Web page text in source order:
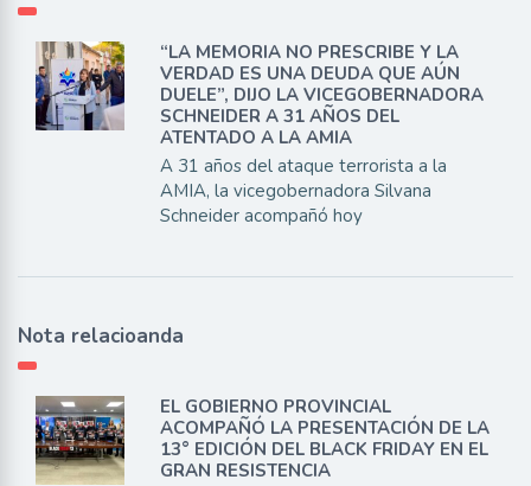
“LA MEMORIA NO PRESCRIBE Y LA
VERDAD ES UNA DEUDA QUE AÚN
DUELE”, DIJO LA VICEGOBERNADORA
SCHNEIDER A 31 AÑOS DEL
ATENTADO A LA AMIA
A 31 años del ataque terrorista a la
AMIA, la vicegobernadora Silvana
Schneider acompañó hoy
Nota relacioanda
EL GOBIERNO PROVINCIAL
ACOMPAÑÓ LA PRESENTACIÓN DE LA
13° EDICIÓN DEL BLACK FRIDAY EN EL
GRAN RESISTENCIA